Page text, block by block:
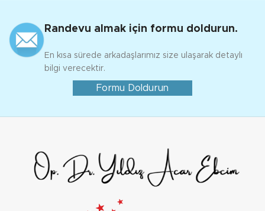
Randevu almak için formu doldurun.
En kısa sürede arkadaşlarımız size ulaşarak detaylı
bilgi verecektir.
Formu Doldurun